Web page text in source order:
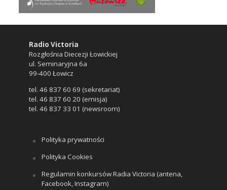
Radio Victoria
Rozgłośnia Diecezji Łowickiej
ul. Seminaryjna 6a
99-400 Łowicz
tel. 46 837 60 69 (sekretariat)
tel. 46 837 60 20 (emisja)
tel. 46 837 33 01 (newsroom)
Polityka prywatności
Polityka Cookies
Regulamin konkursów Radia Victoria (antena,
Facebook, Instagram)